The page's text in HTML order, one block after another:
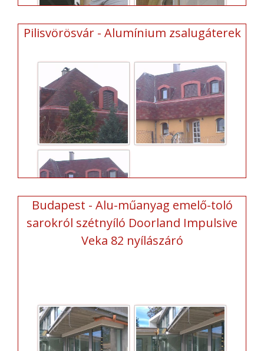
Pilisvörösvár - Alumínium zsalugáterek
Budapest - Alu-műanyag emelő-toló
sarokról szétnyíló Doorland Impulsive
Veka 82 nyílászáró